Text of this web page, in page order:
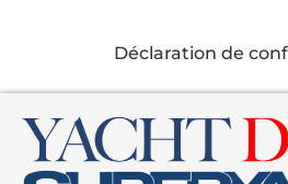
Déclaration de